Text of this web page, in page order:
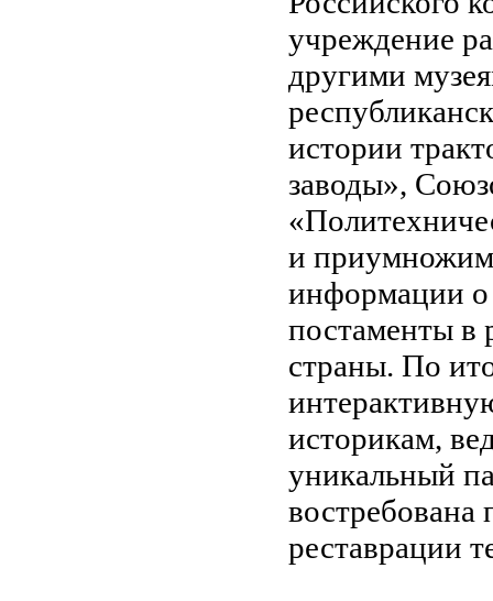
учреждение
другими
истории
заводы»,
и
информации о
постаменты в
страны. По
историкам,
уникальный
востребована
реставрации